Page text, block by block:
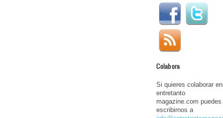
Colabora
Si quieres colaborar en
entretanto
magazine.com puedes
escribirnos a